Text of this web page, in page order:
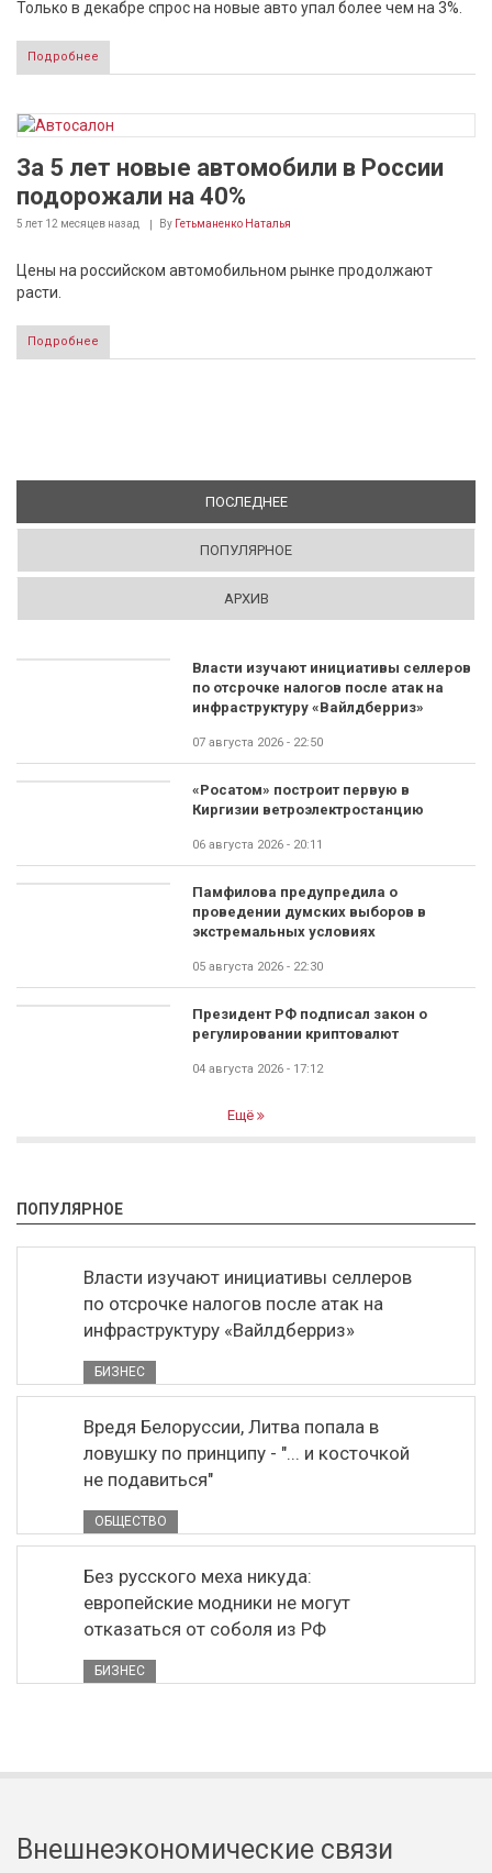
Только в декабре спрос на новые авто упал более чем на 3%.
Подробнее
За 5 лет новые автомобили в России
подорожали на 40%
5 лет 12 месяцев назад By Гетьманенко Наталья
Цены на российском автомобильном рынке продолжают
расти.
Подробнее
ПОСЛЕДНЕЕ(АКТИВНАЯ ВКЛАДКА)
ПОПУЛЯРНОЕ
АРХИВ
Власти изучают инициативы селлеров
по отсрочке налогов после атак на
инфраструктуру «Вайлдберриз»
07 августа 2026 - 22:50
«Росатом» построит первую в
Киргизии ветроэлектростанцию
06 августа 2026 - 20:11
Памфилова предупредила о
проведении думских выборов в
экстремальных условиях
05 августа 2026 - 22:30
Президент РФ подписал закон о
регулировании криптовалют
04 августа 2026 - 17:12
Ещё
ПОПУЛЯРНОЕ
Власти изучают инициативы селлеров
по отсрочке налогов после атак на
инфраструктуру «Вайлдберриз»
БИЗНЕС
Вредя Белоруссии, Литва попала в
ловушку по принципу - "... и косточкой
не подавиться"
ОБЩЕСТВО
Без русского меха никуда:
европейские модники не могут
отказаться от соболя из РФ
БИЗНЕС
Внешнеэкономические связи